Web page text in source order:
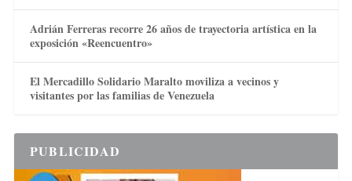
Adrián Ferreras recorre 26 años de trayectoria artística en la
exposición «Reencuentro»
El Mercadillo Solidario Maralto moviliza a vecinos y
visitantes por las familias de Venezuela
PUBLICIDAD